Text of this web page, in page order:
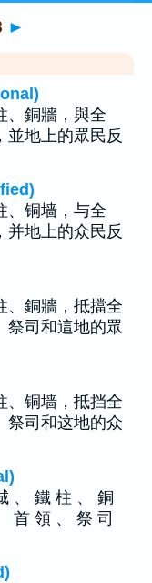
►
、銅牆，與全
並地上的眾民反
、铜墙，与全
并地上的众民反
、銅牆，抵擋全
祭司和這地的眾
、铜墙，抵挡全
祭司和这地的众
、 鐵 柱 、 銅
首 領 、 祭 司